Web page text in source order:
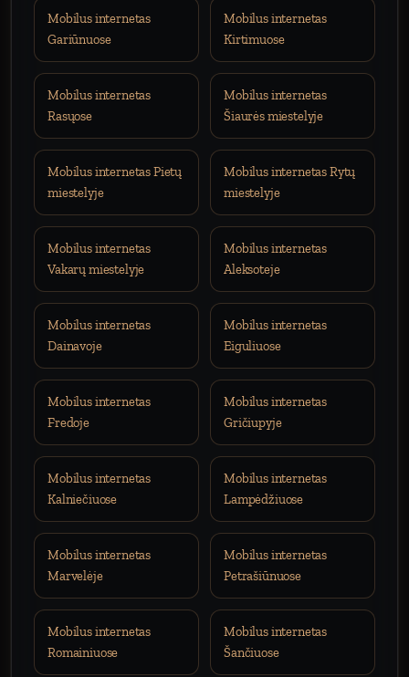
Mobilus internetas
Gariūnuose
Mobilus internetas
Kirtimuose
Mobilus internetas
Rasųose
Mobilus internetas
Šiaurės miestelyje
Mobilus internetas Pietų
miestelyje
Mobilus internetas Rytų
miestelyje
Mobilus internetas
Vakarų miestelyje
Mobilus internetas
Aleksoteje
Mobilus internetas
Dainavoje
Mobilus internetas
Eiguliuose
Mobilus internetas
Fredoje
Mobilus internetas
Gričiupyje
Mobilus internetas
Kalniečiuose
Mobilus internetas
Lampėdžiuose
Mobilus internetas
Marvelėje
Mobilus internetas
Petrašiūnuose
Mobilus internetas
Romainiuose
Mobilus internetas
Šančiuose